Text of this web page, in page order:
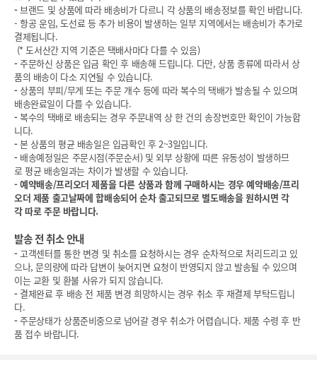
-브랜드 및 상품에 따라 배송비가 다르니 각 상품의 배송정보를 확인 바랍니다.
- 항공 운임, 도선료 등 추가 비용이 발생하는 일부 지역에서는 배송비가 추가로
결제됩니다.
(* 도서산간 지역 기준은 택배사마다 다를 수 있음)
-주문하신 상품은 입금 확인 후 배송해 드립니다. 다만, 상품 종류에 따라서 상
품의 배송이 다소 지연될 수 있습니다.
- 상품의 부피/무게 또는 주문 개수 등에 따라 복수의 택배가 발송될 수 있으며
배송완료일이 다를 수 있습니다.
-복수의 택배로 배송되는 경우 주문내역 상 한 건의 송장번호만 확인이 가능합
니다.
-본 상품의 평균 배송일은 입금확인 후 2~3일입니다.
- 배송예정일은 주문시점(주문순서) 및 외부 상황에 따른 유동성이 발생하므
로 평균 배송일과는 차이가 발생할 수 있습니다.
-예약배송/프리오더 제품을 다른 상품과 함께 구매하시는 경우 예약배송/프리
오더 제품 출고날짜에 합배송되어 순차 출고되므로 별도배송을 원하시면 각
각 따로 주문 바랍니다.
발송 전 취소 안내
-고객센터를 통한 변경 및 취소를 요청하시는 경우 순차적으로 처리드리고 있
으나, 문의량에 따라 답변이 늦어지면 요청이 반영되지 않고 발송될 수 있으며
이는 교환 및 환불 사유가 되지 않습니다.
- 결제완료 후 배송 전 제품 변경 희망하시는 경우 취소 후 재결제 부탁드립니
다.
-주문상태가 상품준비중으로 넘어갈 경우 취소가 어렵습니다. 제품 수령 후 반
품 접수 바랍니다.